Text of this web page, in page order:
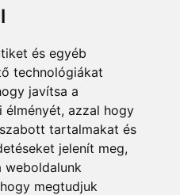
és egyéb
technológiákat
javítsa a
élményét, azzal hogy
tartalmakat és
jelenít meg,
weboldalunk
megtudjuk
juttatást sem az
Ha szeretnél segíteni
feldolgozásában,